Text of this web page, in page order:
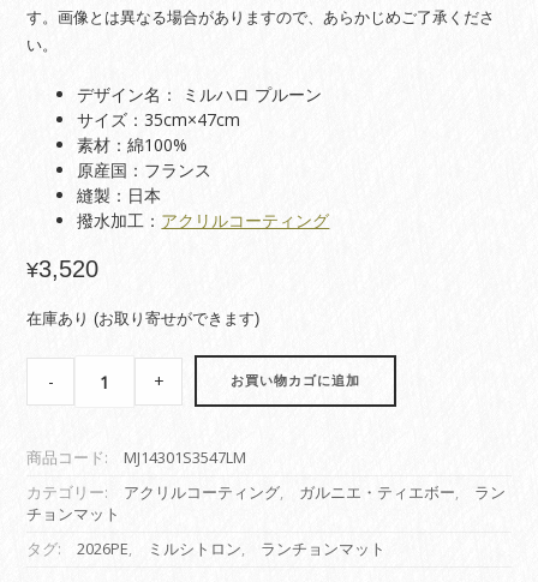
す。画像とは異なる場合がありますので、あらかじめご了承くださ
い。
デザイン名： ミルハロ プルーン
サイズ：35cm×47cm
素材：綿100%
原産国：フランス
縫製：日本
撥水加工： アクリルコーティング
¥3,520
在庫あり (お取り寄せができます)
ン
グ
ラ
ン
- + お買い物カゴに追加
商品コード:
MJ14301S3547LM
カテゴリー:
アクリルコーティング, ガルニエ・ティエボー,
ラン
チョンマット
タグ:
2026PE, ミルシトロン, ランチョンマット